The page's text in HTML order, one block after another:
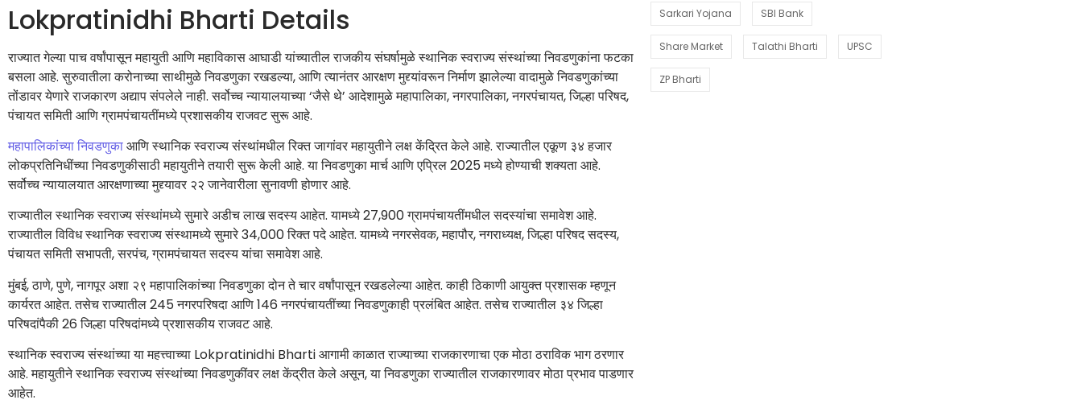
Lokpratinidhi Bharti Details
राज्यात गेल्या पाच वर्षांपासून महायुती आणि महाविकास आघाडी यांच्यातील राजकीय संघर्षामुळे स्थानिक स्वराज्य संस्थांच्या निवडणुकांना फटका
बसला आहे. सुरुवातीला करोनाच्या साथीमुळे निवडणुका रखडल्या, आणि त्यानंतर आरक्षण मुद्द्यांवरून निर्माण झालेल्या वादामुळे निवडणुकांच्या
तोंडावर येणारे राजकारण अद्याप संपलेले नाही. सर्वोच्च न्यायालयाच्या ‘जैसे थे’ आदेशामुळे महापालिका, नगरपालिका, नगरपंचायत, जिल्हा परिषद,
पंचायत समिती आणि ग्रामपंचायतींमध्ये प्रशासकीय राजवट सुरू आहे.
महापालिकांच्या निवडणुकाआणि स्थानिक स्वराज्य संस्थांमधील रिक्त जागांवर महायुतीने लक्ष केंद्रित केले आहे. राज्यातील एकूण ३४ हजार
लोकप्रतिनिधींच्या निवडणुकीसाठी महायुतीने तयारी सुरू केली आहे. या निवडणुका मार्च आणि एप्रिल 2025 मध्ये होण्याची शक्यता आहे.
सर्वोच्च न्यायालयात आरक्षणाच्या मुद्द्यावर २२ जानेवारीला सुनावणी होणार आहे.
राज्यातील स्थानिक स्वराज्य संस्थांमध्ये सुमारे अडीच लाख सदस्य आहेत. यामध्ये 27,900 ग्रामपंचायतींमधील सदस्यांचा समावेश आहे.
राज्यातील विविध स्थानिक स्वराज्य संस्थामध्ये सुमारे 34,000 रिक्त पदे आहेत. यामध्ये नगरसेवक, महापौर, नगराध्यक्ष, जिल्हा परिषद सदस्य,
पंचायत समिती सभापती, सरपंच, ग्रामपंचायत सदस्य यांचा समावेश आहे.
मुंबई, ठाणे, पुणे, नागपूर अशा २९ महापालिकांच्या निवडणुका दोन ते चार वर्षांपासून रखडलेल्या आहेत. काही ठिकाणी आयुक्त प्रशासक म्हणून
कार्यरत आहेत. तसेच राज्यातील 245 नगरपरिषदा आणि 146 नगरपंचायतींच्या निवडणुकाही प्रलंबित आहेत. तसेच राज्यातील ३४ जिल्हा
परिषदांपैकी 26 जिल्हा परिषदांमध्ये प्रशासकीय राजवट आहे.
स्थानिक स्वराज्य संस्थांच्या या महत्त्वाच्या Lokpratinidhi Bharti आगामी काळात राज्याच्या राजकारणाचा एक मोठा ठराविक भाग ठरणार
आहे. महायुतीने स्थानिक स्वराज्य संस्थांच्या निवडणुकींवर लक्ष केंद्रीत केले असून, या निवडणुका राज्यातील राजकारणावर मोठा प्रभाव पाडणार
आहेत.
Sarkari Yojana SBI Bank
Share Market Talathi Bharti UPSC
ZP Bharti